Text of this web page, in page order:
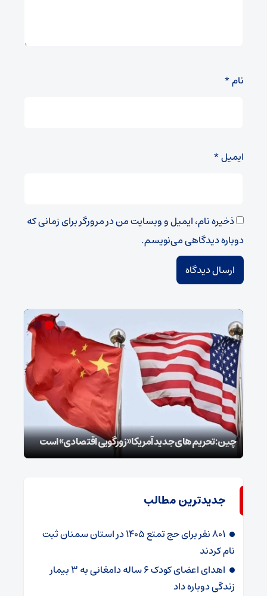
نام*
ایمیل*
ذخیره نام، ایمیل و وبسایت من در مرورگر برای زمانی که
دوباره دیدگاهی می‌نویسم.
چین: تحریم‌های جدید آمریکا «زورگویی اقتصادی» است
جدیدترین مطالب
۸۰۱ نفر برای حج تمتع ۱۴۰۵ در استان سمنان ثبت
نام کردند
اهدای اعضای کودک ۶ ساله دامغانی به ۳ بیمار
زندگی دوباره داد